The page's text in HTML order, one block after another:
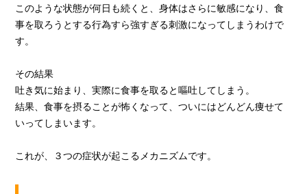
このような状態が何日も続くと、身体はさらに敏感になり、食
事を取ろうとする行為すら強すぎる刺激になってしまうわけで
す。
その結果
吐き気に始まり、実際に食事を取ると嘔吐してしまう。
結果、食事を摂ることが怖くなって、ついにはどんどん痩せて
いってしまいます。
これが、３つの症状が起こるメカニズムです。